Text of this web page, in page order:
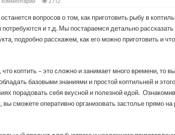
вопросов о том, как приготовить рыбу в
и т.д. Мы постараемся детально
подробно расскажем, как его можно приготовить и
коптить – это сложно и занимает много времени, то
базовыми знаниями и простой коптильней и
порадовать себя вкусной и полезной едой.
вы сможете оперативно организовать застолье прямо на